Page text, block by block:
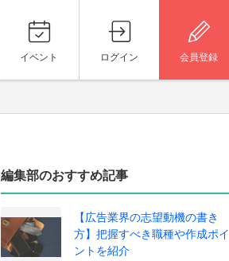
イベント ログイン 会員登録
編集部のおすすめ記事
【広告業界の志望動機の書き
方】把握すべき職種や作成ポイ
ントを紹介